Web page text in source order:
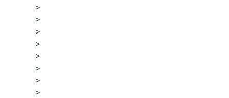
>
>
>
>
>
>
>
>